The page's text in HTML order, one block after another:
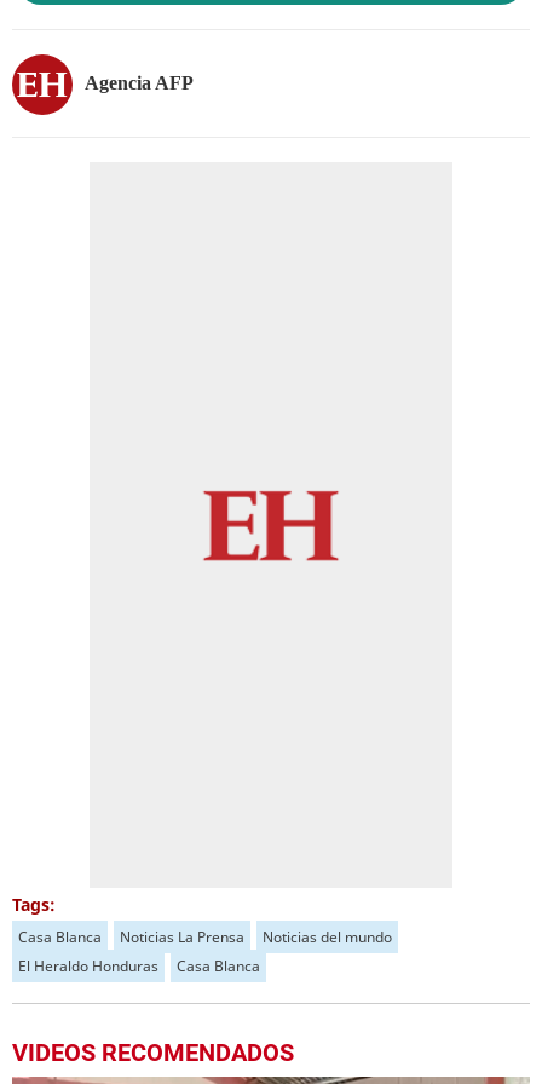
Agencia AFP
Tags:
Casa Blanca Noticias La Prensa
Noticias del mundo
El Heraldo Honduras
Casa Blanca
VIDEOS RECOMENDADOS